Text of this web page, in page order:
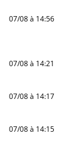
07/08 à 14:56
07/08 à 14:21
07/08 à 14:17
07/08 à 14:15